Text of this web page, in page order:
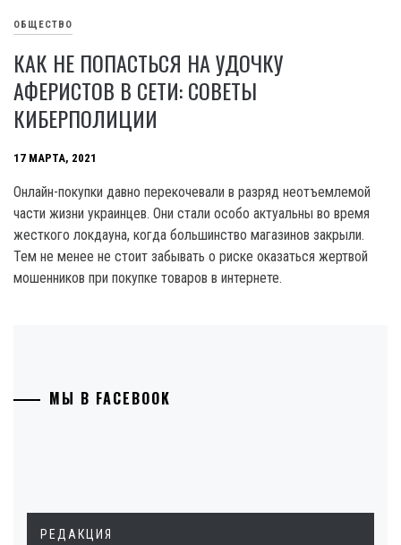
ОБЩЕСТВО
КАК НЕ ПОПАСТЬСЯ НА УДОЧКУ
АФЕРИСТОВ В СЕТИ: СОВЕТЫ
КИБЕРПОЛИЦИИ
17 МАРТА, 2021
Онлайн-покупки давно перекочевали в разряд неотъемлемой
части жизни украинцев. Они стали особо актуальны во время
жесткого локдауна, когда большинство магазинов закрыли.
Тем не менее не стоит забывать о риске оказаться жертвой
мошенников при покупке товаров в интернете.
МЫ В FACEBOOK
РЕДАКЦИЯ